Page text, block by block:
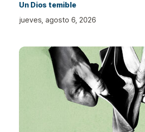
Un Dios temible
jueves, agosto 6, 2026